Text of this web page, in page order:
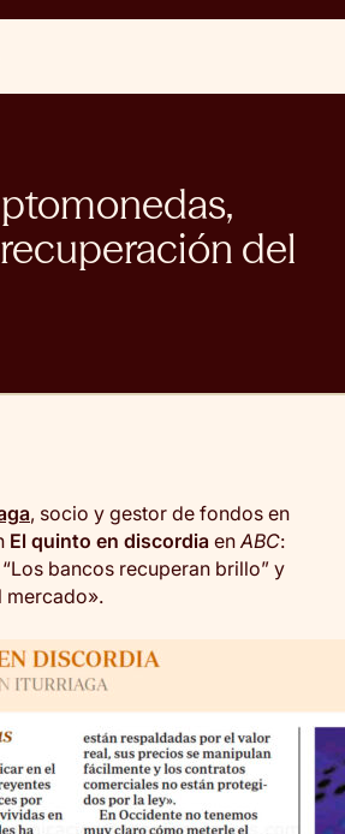
del
, socio y gestor de fondos en
El quinto en discordia enABC:
“Los bancos recuperan brillo” y
mercado».